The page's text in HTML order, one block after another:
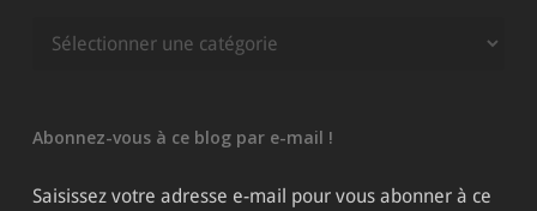
Rechercher
du
Abonnez-vous à ce blog par e-mail !
Saisissez votre adresse e-mail pour vous abonner à ce